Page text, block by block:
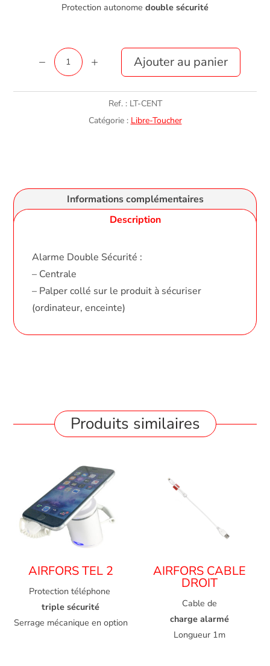
Protection autonome double sécurité
quantité
de
AIRFORS
CENTRALE
SOLO
Ajouter au panier
Ref. : LT-CENT
Catégorie : Libre-Toucher
Description
Informations complémentaires
Alarme Double Sécurité :
– Centrale
– Palper collé sur le produit à sécuriser
(ordinateur, enceinte)
Produits similaires
AIRFORS TEL 2
Protection téléphone
triple sécurité
Serrage mécanique en option
AIRFORS CABLE
DROIT
Cable de
charge alarmé
Longueur 1m